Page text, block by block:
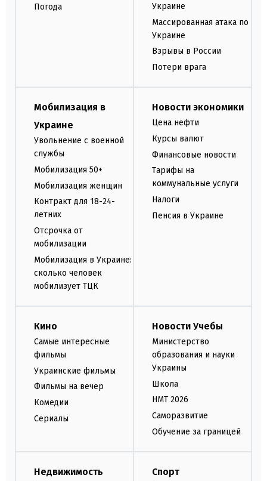
Погода
Украине
Массированная атака по
Украине
Взрывы в России
Потери врага
Мобилизация в
Украине
Увольнение с военной
службы
Мобилизация 50+
Мобилизация женщин
Контракт для 18-24-
летних
Отсрочка от
мобилизации
Мобилизация в Украине:
сколько человек
мобилизует ТЦК
Новости экономики
Цена нефти
Курсы валют
Финансовые новости
Тарифы на
коммунальные услуги
Налоги
Пенсия в Украине
Кино
Самые интересные
фильмы
Украинские фильмы
Фильмы на вечер
Комедии
Сериалы
Новости Учебы
Министерство
образования и науки
Украины
Школа
НМТ 2026
Саморазвитие
Обучение за границей
Недвижимость Спорт